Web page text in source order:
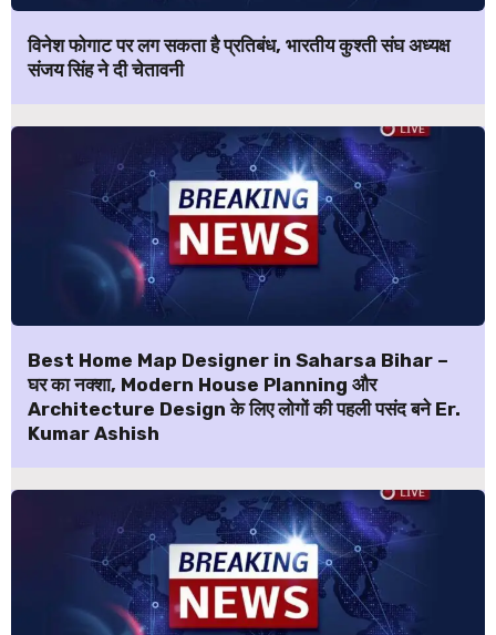
विनेश फोगाट पर लग सकता है प्रतिबंध, भारतीय कुश्ती संघ अध्यक्ष
संजय सिंह ने दी चेतावनी
Best Home Map Designer in Saharsa Bihar –
घर का नक्शा, Modern House Planning और
Architecture Design के लिए लोगों की पहली पसंद बने Er.
Kumar Ashish